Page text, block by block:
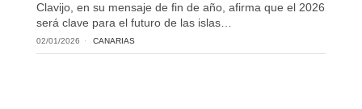
Clavijo, en su mensaje de fin de año, afirma que el 2026
será clave para el futuro de las islas…
02/01/2026 CANARIAS